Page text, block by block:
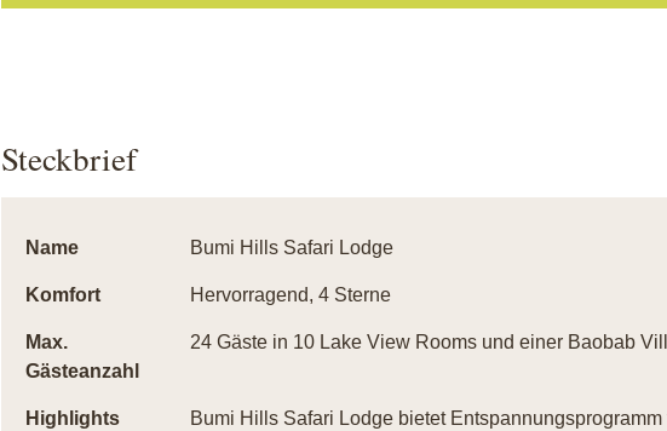
Steckbrief
Name Bumi Hills Safari Lodge
Komfort Hervorragend, 4 Sterne
Max.
Gästeanzahl
24 Gäste in 10 Lake View Rooms und einer Baobab
Highlights
Bumi Hills Safari Lodge bietet